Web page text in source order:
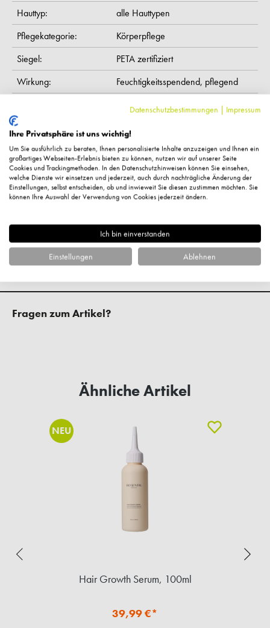
Hauttyp:
alle Hauttypen
Pflegekategorie:
Körperpflege
Siegel:
PETA zertifiziert
Wirkung:
Feuchtigkeitsspendend, pflegend
Aqua, Glycerin, Propanediol, Pentylene
Glycol, Xanthan Gum, Caffeine, Sodium Levulinate, Citric
Acid, Sodium Anisate, Magnesium Aspartate, Zinc
Gluconate, Sodium Phytate, Copper Gluconate,
Bacillus/Soybean Ferment Extract
Kundenbewertungen
Fragen zum Artikel?
Ähnliche Artikel
NEU
Hair Growth Serum, 100ml
39,99 €*
Datenschutzbestimmungen | Impressum
Ihre Privatsphäre ist uns wichtig!
Um Sie ausführlich zu beraten, Ihnen personalisierte Inhalte anzuzeigen und Ihnen ein
großartiges Webseiten-Erlebnis bieten zu können, nutzen wir auf unserer Seite
Cookies und Trackingmethoden. In den Datenschutzhinweisen können Sie einsehen,
welche Dienste wir einsetzen und jederzeit, auch durch nachträgliche Änderung der
Einstellungen, selbst entscheiden, ob und inwieweit Sie diesen zustimmen möchten. Sie
können Ihre Auswahl der Verwendung von Cookies jederzeit ändern.
Ich bin einverstanden
Einstellungen Ablehnen